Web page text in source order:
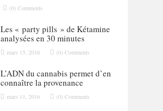
(0) Comments
Les « party pills » de Kétamine
analysées en 30 minutes
mars 15, 2016 (0) Comments
L’ADN du cannabis permet d’en
connaître la provenance
mars 11, 2016 (0) Comments